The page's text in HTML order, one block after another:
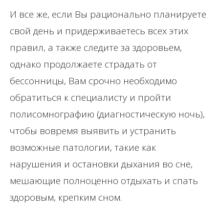
И все же, если Вы рационально планируете
свой день и придерживаетесь всех этих
правил, а также следите за здоровьем,
однако продолжаете страдать от
бессонницы, Вам срочно необходимо
обратиться к специалисту и пройти
полисомнографию (диагностическую ночь),
чтобы вовремя выявить и устранить
возможные патологии, такие как
нарушения и остановки дыхания во сне,
мешающие полноценно отдыхать и спать
здоровым, крепким сном.